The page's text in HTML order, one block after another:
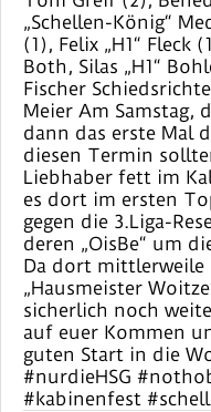
„Schellen-König“
(1), Felix „H1“ Fleck
Both, Silas „H1“
Fischer
Meier Am Samstag,
dann das erste Mal
diesen Termin
Liebhaber fett im
es dort im ersten
gegen die 3.Liga-
deren „OisBe“ um
Da dort mittlerweile
„Hausmeister
sicherlich noch
auf euer Kommen
guten Start in die
#nurdieHSG
#kabinenfest